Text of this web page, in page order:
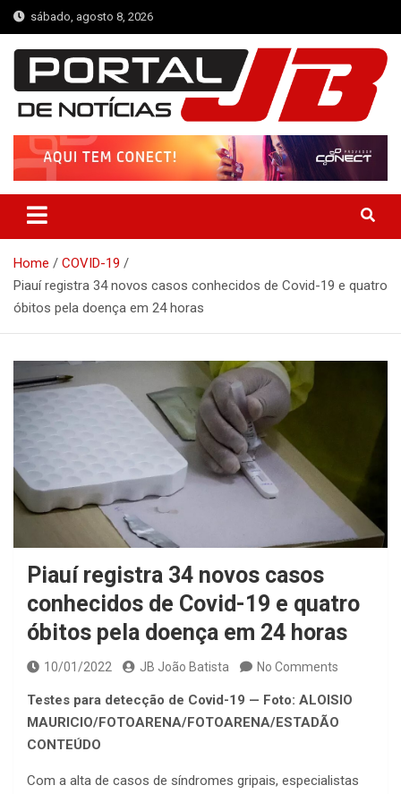
Skip
to
content
sábado, agosto 8, 2026
Portal de Notícias JB
Notícias de Simplício Mendes e Região
Home
COVID-19
Piauí registra 34 novos casos conhecidos de Covid-19 e quatro
óbitos pela doença em 24 horas
Piauí registra 34 novos casos
conhecidos de Covid-19 e quatro
óbitos pela doença em 24 horas
10/01/2022 JB João Batista No Comments
Testes para detecção de Covid-19 — Foto: ALOISIO
MAURICIO/FOTOARENA/FOTOARENA/ESTADÃO
CONTEÚDO
Com a alta de casos de síndromes gripais, especialistas